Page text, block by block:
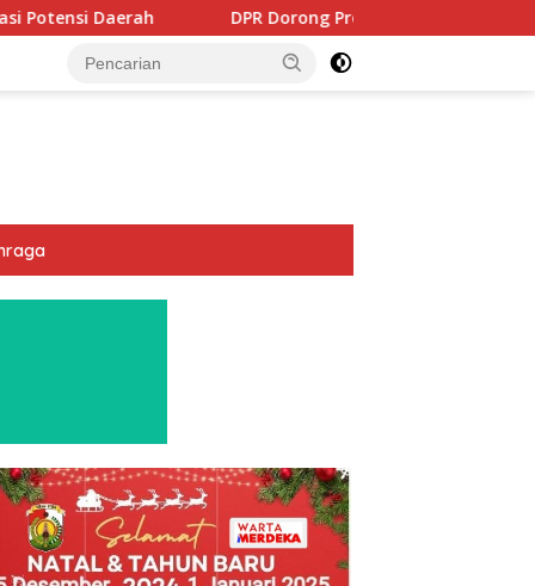
DPR Dorong Program PTSL dan Percepatan Sertifikasi